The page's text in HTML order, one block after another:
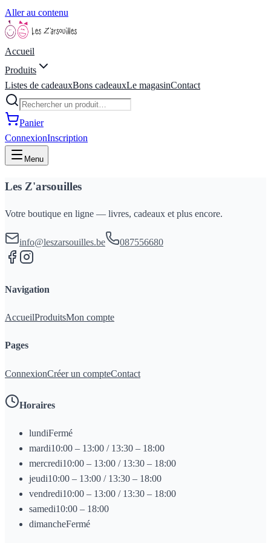
Aller au contenu
Accueil
Produits
Listes de cadeauxBons cadeauxLe magasinContact
Panier
ConnexionInscription
Menu
Les Z'arsouilles
Votre boutique en ligne — livres, cadeaux et plus encore.
info@leszarsouilles.be 087556680
Navigation
AccueilProduitsMon compte
Pages
ConnexionCréer un compteContact
Horaires
lundiFermé
mardi10:00 – 13:00 / 13:30 – 18:00
mercredi10:00 – 13:00 / 13:30 – 18:00
jeudi10:00 – 13:00 / 13:30 – 18:00
vendredi10:00 – 13:00 / 13:30 – 18:00
samedi10:00 – 18:00
dimancheFermé